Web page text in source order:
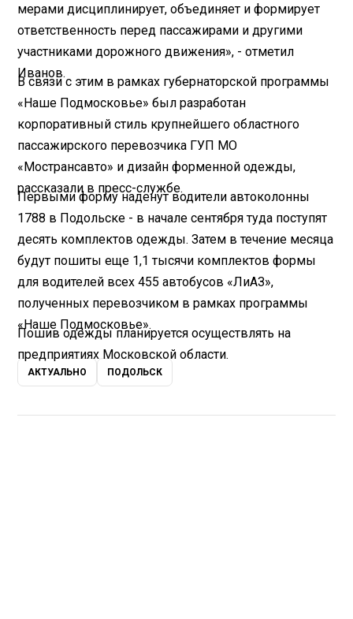
мерами дисциплинирует, объединяет и формирует
ответственность перед пассажирами и другими
участниками дорожного движения», - отметил
Иванов.
В связи с этим в рамках губернаторской программы
«Наше Подмосковье» был разработан
корпоративный стиль крупнейшего областного
пассажирского перевозчика ГУП МО
«Мострансавто» и дизайн форменной одежды,
рассказали в пресс-службе.
Первыми форму наденут водители автоколонны
1788 в Подольске - в начале сентября туда поступят
десять комплектов одежды. Затем в течение месяца
будут пошиты еще 1,1 тысячи комплектов формы
для водителей всех 455 автобусов «ЛиАЗ»,
полученных перевозчиком в рамках программы
«Наше Подмосковье».
Пошив одежды планируется осуществлять на
предприятиях Московской области.
АКТУАЛЬНО ПОДОЛЬСК